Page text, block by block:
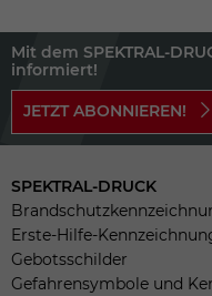
Mit dem SPEKTRAL-
informiert!
JETZT ABONNIEREN!
SPEKTRAL-DRUCK
Erste-Hilfe-
Gebotsschilder
Gefahrensymbole und